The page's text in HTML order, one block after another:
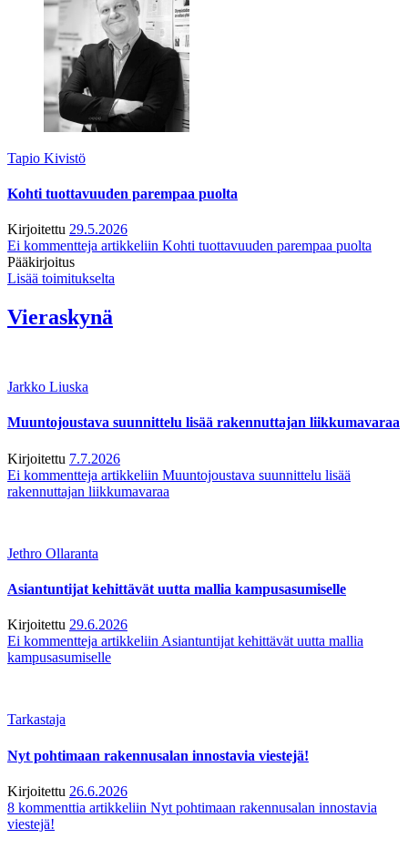
Tapio Kivistö
Kohti tuottavuuden parempaa puolta
Kirjoitettu 29.5.2026
Ei kommentteja artikkeliin Kohti tuottavuuden parempaa puolta
Pääkirjoitus
Lisää toimitukselta
Vieraskynä
Jarkko Liuska
Muuntojoustava suunnittelu lisää rakennuttajan liikkumavaraa
Kirjoitettu 7.7.2026
Ei kommentteja artikkeliin Muuntojoustava suunnittelu lisää
rakennuttajan liikkumavaraa
Jethro Ollaranta
Asiantuntijat kehittävät uutta mallia kampusasumiselle
Kirjoitettu 29.6.2026
Ei kommentteja artikkeliin Asiantuntijat kehittävät uutta mallia
kampusasumiselle
Tarkastaja
Nyt pohtimaan rakennusalan innostavia viestejä!
Kirjoitettu 26.6.2026
8 kommenttia artikkeliin Nyt pohtimaan rakennusalan innostavia
viestejä!